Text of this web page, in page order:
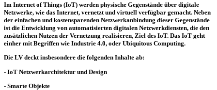
Im Internet of Things (IoT) werden physische Gegenstände über digitale
Netzwerke, wie das Internet, vernetzt und virtuell verfügbar gemacht. Neben
der einfachen und kostensparenden Netzwerkanbindung dieser Gegenstände
ist die Entwicklung von automatisierten digitalen Netzwerkdiensten, die den
zusätzlichen Nutzen der Vernetzung realisieren, Ziel des IoT. Das IoT geht
einher mit Begriffen wie Industrie 4.0, oder Ubiquitous Computing.
Die LV deckt insbesondere die folgenden Inhalte ab:
- IoT Netzwerkarchitektur und Design
- Smarte Objekte